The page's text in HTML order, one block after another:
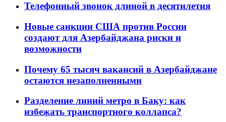
Телефонный звонок длиной в десятилетия
Новые санкции США против России
создают для Азербайджана риски и
возможности
Почему 65 тысяч вакансий в Азербайджане
остаются незаполненными
Разделение линий метро в Баку: как
избежать транспортного коллапса?